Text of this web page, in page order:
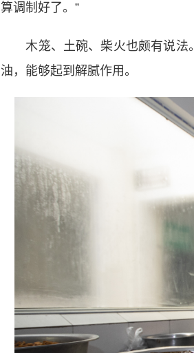
算调制好了。”
木笼、土碗、柴火也颇有说法。
油，能够起到解腻作用。